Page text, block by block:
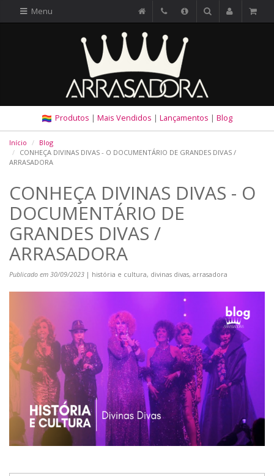
Menu
Produtos | Mais Vendidos | Lançamentos | Blog
Início
Blog
CONHEÇA DIVINAS DIVAS - O DOCUMENTÁRIO DE GRANDES DIVAS /
ARRASADORA
CONHEÇA DIVINAS DIVAS - O
DOCUMENTÁRIO DE
GRANDES DIVAS /
ARRASADORA
Publicado em 30/09/2023 | história e cultura, divinas divas, arrasadora